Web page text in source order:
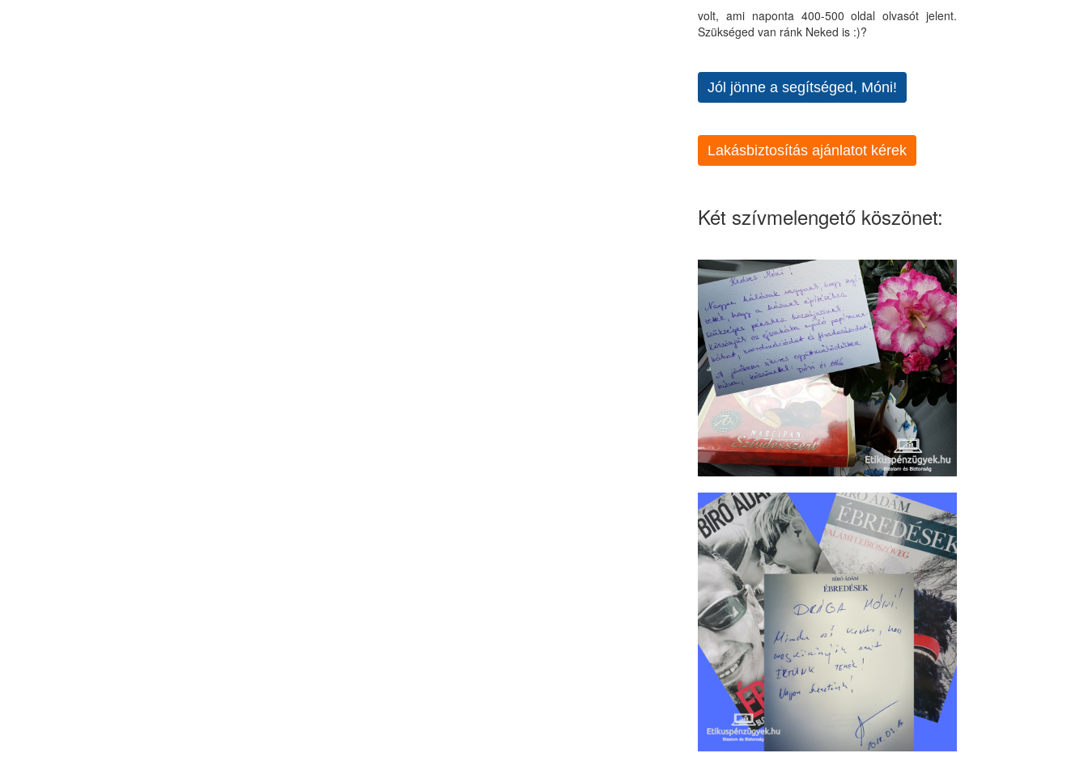
volt, ami naponta 400-500 oldal olvasót jelent.
Szükséged van ránk Neked is :)?
Jól jönne a segítséged, Móni!
Lakásbiztosítás ajánlatot kérek
Két szívmelengető köszönet: